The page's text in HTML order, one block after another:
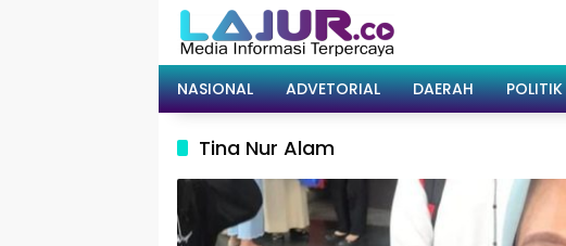
NASIONAL ADVETORIAL DAERAH POLITIK
Tina Nur Alam